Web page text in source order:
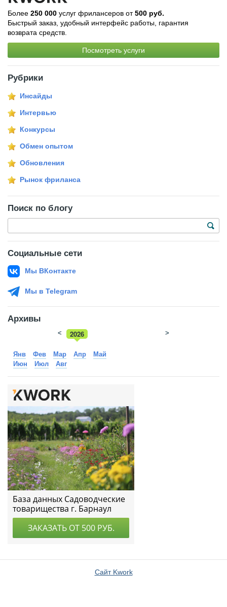
Более 250 000 услуг фрилансеров от500 руб.
Быстрый заказ, удобный интерфейс работы, гарантия
возврата средств.
Посмотреть услуги
Рубрики
Инсайды
Интервью
Конкурсы
Обмен опытом
Обновления
Рынок фриланса
Поиск по блогу
Социальные сети
Мы ВКонтакте
Мы в Telegram
Архивы
2026
2025
< >
Янв Фев Мар Апр
Май
Июн
Июл Авг
Сайт Kwork